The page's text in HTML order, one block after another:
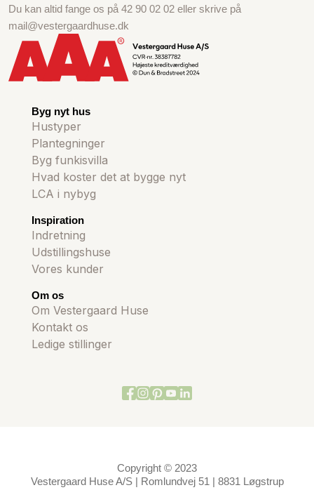
Du kan altid fange os på 42 90 02 02 eller skrive på
mail@vestergaardhuse.dk
Byg nyt hus
Hustyper
Plantegninger
Byg funkisvilla
Hvad koster det at bygge nyt
LCA i nybyg
Inspiration
Indretning
Udstillingshuse
Vores kunder
Om os
Om Vestergaard Huse
Kontakt os
Ledige stillinger
Copyright © 2023
Vestergaard Huse A/S | Romlundvej 51 | 8831 Løgstrup